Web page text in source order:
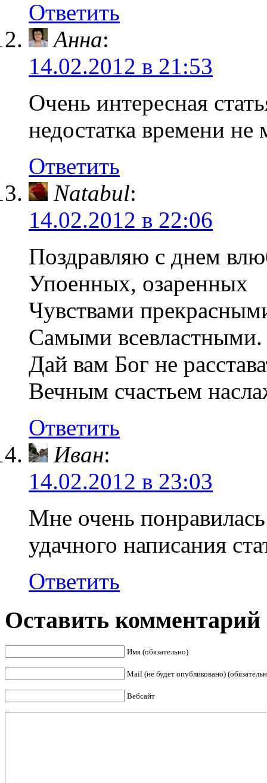
Ответить
Анна:
14.02.2012 в 21:53
Очень интересная
недостатка времени
Ответить
Natabul:
14.02.2012 в 22:06
Поздравляю с днем
Упоенных, озаренных
Чувствами
Самыми всевластными.
Дай вам Бог не
Вечным счастьем
Ответить
Иван:
14.02.2012 в 23:03
Мне очень
удачного написания
Ответить
Оставить комментарий
Имя (обязательно)
Mail (не будет опубликовано)
Вебсайт